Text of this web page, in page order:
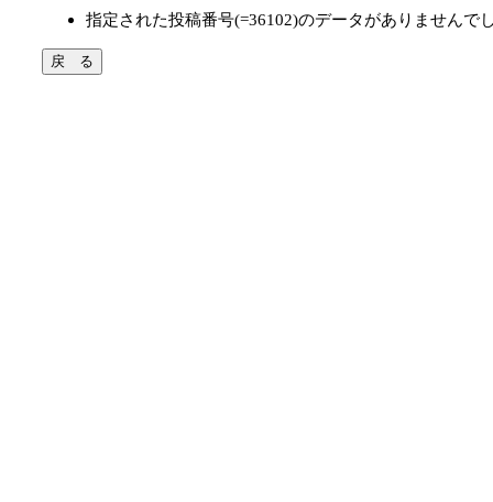
指定された投稿番号(=36102)のデータがありませんで